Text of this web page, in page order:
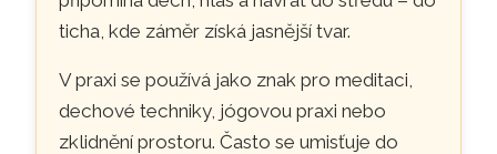
ticha, kde záměr získá jasnější tvar.
V praxi se používá jako znak pro meditaci,
dechové techniky, jógovou praxi nebo
zklidnění prostoru. Často se umisťuje do